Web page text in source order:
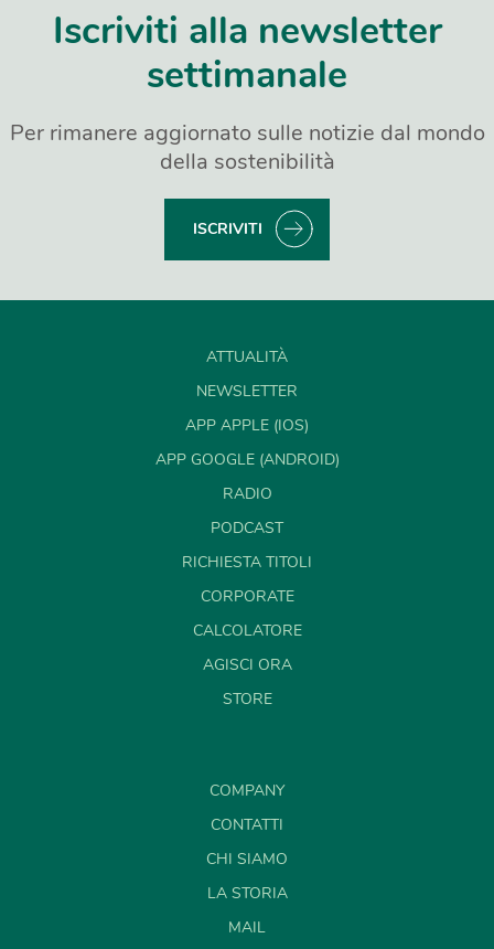
Iscriviti alla newsletter
settimanale
Per rimanere aggiornato sulle notizie dal mondo
della sostenibilità
ISCRIVITI
ATTUALITÀ
NEWSLETTER
APP APPLE (IOS)
APP GOOGLE (ANDROID)
RADIO
PODCAST
RICHIESTA TITOLI
CORPORATE
CALCOLATORE
AGISCI ORA
STORE
COMPANY
CONTATTI
CHI SIAMO
LA STORIA
MAIL